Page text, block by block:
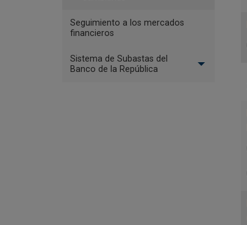
Seguimiento a los mercados
financieros
Sistema de Subastas del
Banco de la República